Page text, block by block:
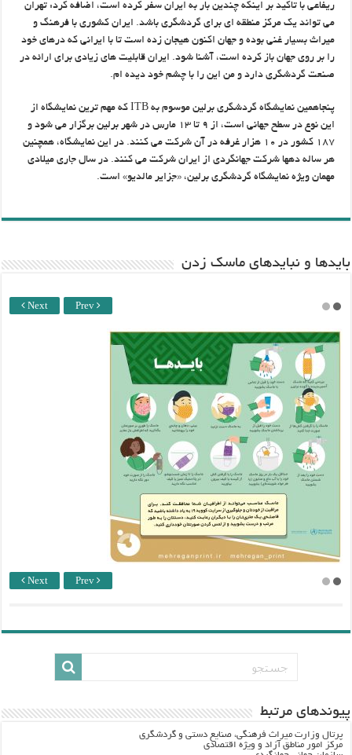
ریفاعی با تاکید بر اینکه چندین بار به ایران سفر کرده است، اضافه کرد: تهران
می تواند یک مرکز منطقه ای برای گردشگری ‏باشد. ایران کشوری با فرهنگ و
میراث بسیار غنی بوده و جهان اکنون هیجان زده است تا با ایرانی که درهای خود
را بر روی ‏جهان باز کرده است، آشنا شود. ایران قابلیت های زیادی برای ارائه در
صنعت گردشگری دارد و من این را با چشم خود دیده ام.‏
پنجاهمین نمایشگاه گردشگری برلین موسوم به ‏ITB‏ که مهم ترین نمایشگاه از
این نوع در سطح جهانی است، از ۹ تا ۱۳ مارس در ‏شهر برلین برگزار می شود و
۱۸۷ کشور در ۱۰ هزار غرفه در آن شرکت می کنند. در این نمایشگاه، همچنین
هر ساله دهها شرکت جهانگردی از ‏ایران شرکت می کنند. در سال جاری میلادی
مهمان ویژه نمایشگاه گردشگری برلین، «جزایر مالدیو» است.‏
باید‌ها و نبایدهای ماسک زدن
Next Prev
Next Prev
پيوندهاي مرتبط
پرتال وزارت ميراث فرهنگي، صنایع دستی و گردشگري
مرکز امور مناطق آزاد و ویژه اقتصادی